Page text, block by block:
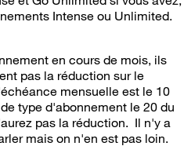
Intense ou Unlimited.
en cours de mois, ils
pas la réduction sur le
mensuelle est le 10
type d'abonnement le 20 du
pas la réduction. Il n'y a
mais on n'en est pas loin.